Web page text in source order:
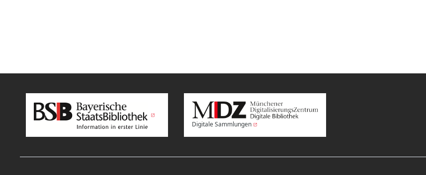
Digitale Sammlungen